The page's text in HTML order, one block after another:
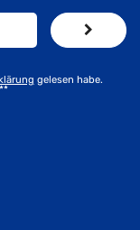
gelesen habe.